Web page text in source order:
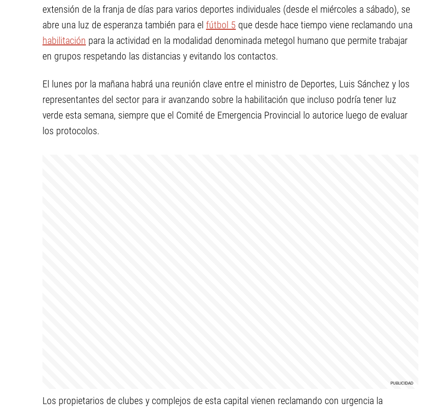
extensión de la franja de días para varios deportes individuales (desde el miércoles a sábado), se
abre una luz de esperanza también para el fútbol 5 que desde hace tiempo viene reclamando una
habilitación para la actividad en la modalidad denominada metegol humano que permite trabajar
en grupos respetando las distancias y evitando los contactos.
El lunes por la mañana habrá una reunión clave entre el ministro de Deportes, Luis Sánchez y los
representantes del sector para ir avanzando sobre la habilitación que incluso podría tener luz
verde esta semana, siempre que el Comité de Emergencia Provincial lo autorice luego de evaluar
los protocolos.
Los propietarios de clubes y complejos de esta capital vienen reclamando con urgencia la